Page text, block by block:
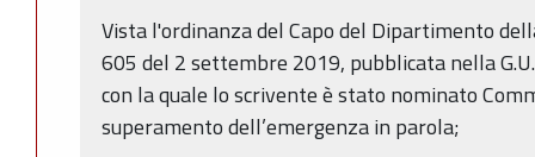
Vista l'ordinanza del Capo del Dipartimento
605 del 2 settembre 2019, pubblicata nella
con la quale lo scrivente è stato nominato
superamento dell’emergenza in parola;